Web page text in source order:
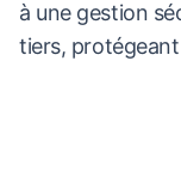
à une gestion
tiers,